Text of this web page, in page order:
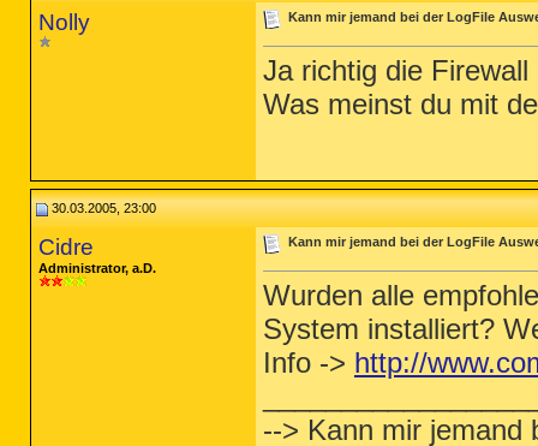
Nolly Kann mir jemand bei der LogFile
Ja richtig die Firewall
Was meinst du mit
30.03.2005, 23:00
Cidre
Administrator, a.D.
Kann mir jemand bei der LogFile
Wurden alle
System installiert?
Info -> http://
--> Kann mir jemand